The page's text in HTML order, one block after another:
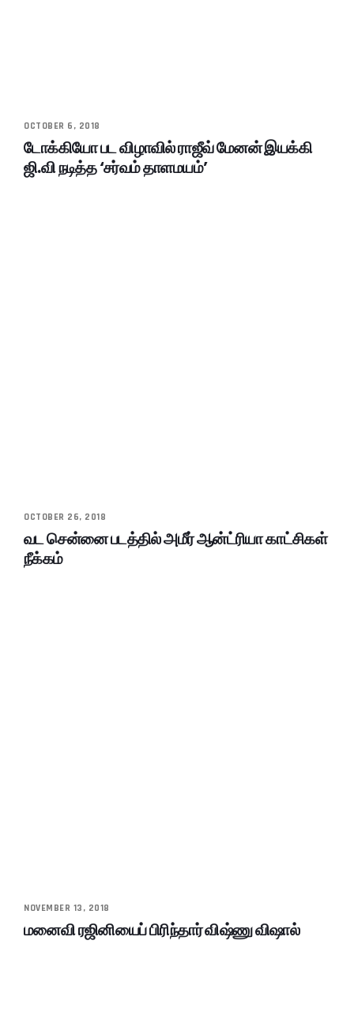
OCTOBER 6, 2018
டோக்கியோ பட விழாவில் ராஜீவ் மேனன் இயக்கி
ஜி.வி நடித்த ‘சர்வம் தாளமயம்’
OCTOBER 26, 2018
வட சென்னை படத்தில் அமீர் ஆன்ட்ரியா காட்சிகள்
நீக்கம்
NOVEMBER 13, 2018
மனைவி ரஜினியைப் பிரிந்தார் விஷ்ணு விஷால்